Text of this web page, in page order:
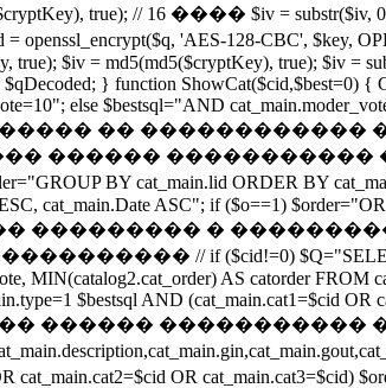
true); // 16 ���� $iv =
'AES-128-CBC', $key,
$iv = md5(md5($cryptKey), true); $iv =
} function ShowCat($cid,$best=0) {
else $bestsql="AND
�� ������������
������
BY cat_main.lid ORDER BY
cat_main.Date ASC"; if ($o==1)
-- �� ��� ��������� �
// if ($cid!=0) $Q="SELECT
MIN(catalog2.cat_order) AS catorder
$bestsql AND (cat_main.cat1=$cid OR
������
cat_main.cat2=$cid OR